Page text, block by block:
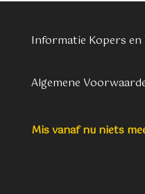
Informatie Kopers
Algemene
Mis vanaf nu niets